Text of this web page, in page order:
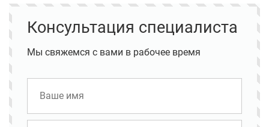
Консультация специалиста
Мы свяжемся с вами в рабочее время